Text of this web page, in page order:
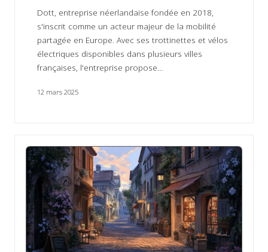
Dott, entreprise néerlandaise fondée en 2018,
s'inscrit comme un acteur majeur de la mobilité
partagée en Europe. Avec ses trottinettes et vélos
électriques disponibles dans plusieurs villes
françaises, l'entreprise propose…
12 mars 2025